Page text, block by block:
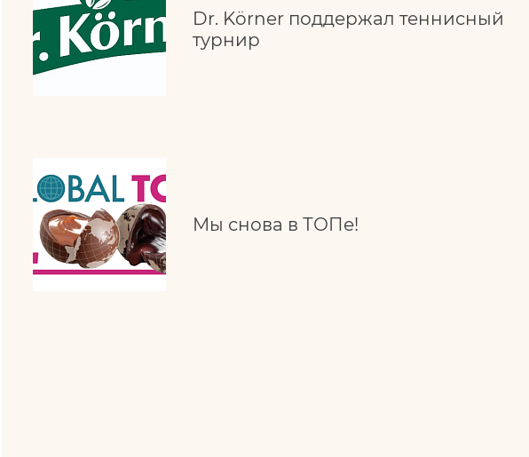
Dr. Körner поддержал теннисный
турнир
Мы снова в ТОПе!